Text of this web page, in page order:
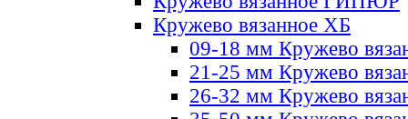
Кружево вязанное ХБ
09-18 мм Кружево
21-25 мм Кружево
26-32 мм Кружево